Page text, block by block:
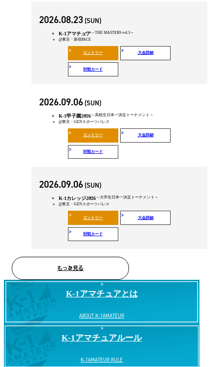
2026.08.23(SUN)
K-1アマチュア～THE MASTERS vol.3～
@東京・新宿FACE
エントリー 大会詳細
対戦カード
2026.09.06(SUN)
K-1甲子園2026～高校生日本一決定トーナメント～
@東京・GENスポーツパレス
エントリー 大会詳細
対戦カード
2026.09.06(SUN)
K-1カレッジ2026～大学生日本一決定トーナメント～
@東京・GENスポーツパレス
エントリー 大会詳細
対戦カード
もっと見る
ン
ク
覧
K-1アマチュアとは
ABOUT K-1AMATEUR
K-1アマチュアルール
K-1AMATEUR RULE